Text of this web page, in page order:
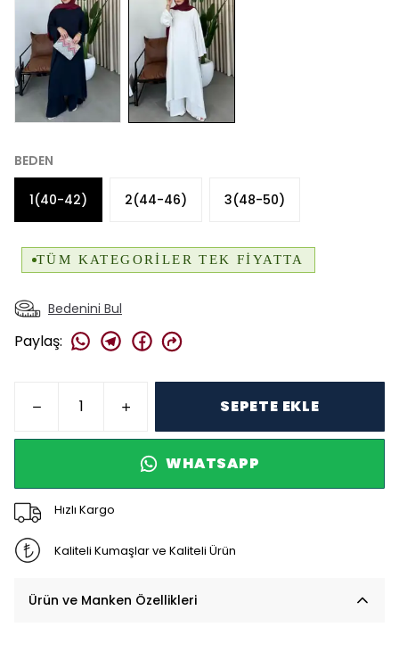
BEDEN
1(40-42) 2(44-46) 3(48-50)
Bedenini Bul
Paylaş:
SEPETE EKLE
WHATSAPP
Hızlı Kargo
Kaliteli Kumaşlar ve Kaliteli Ürün
Ürün ve Manken Özellikleri